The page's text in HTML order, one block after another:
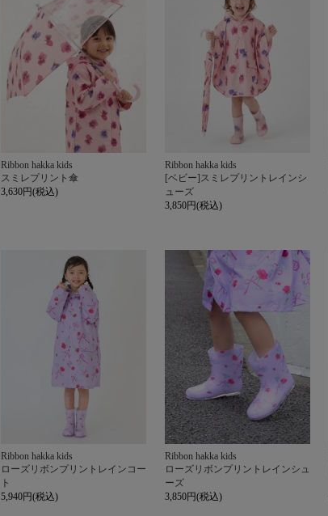
Ribbon hakka kids
スミレプリント傘
3,630円(税込)
Ribbon hakka kids
[ベビー]スミレプリントレインシ
ューズ
3,850円(税込)
Ribbon hakka kids
ローズリボンプリントレインコー
ト
5,940円(税込)
Ribbon hakka kids
ローズリボンプリントレインシュ
ーズ
3,850円(税込)